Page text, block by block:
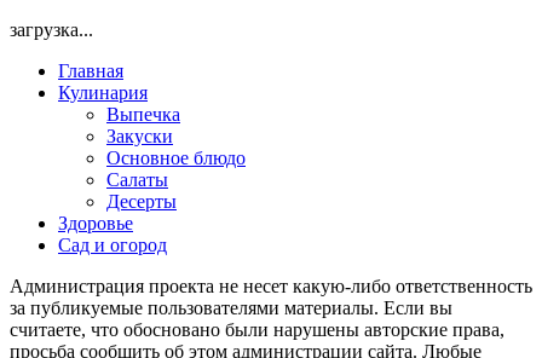
загрузка...
Главная
Кулинария
Выпечка
Закуски
Основное блюдо
Салаты
Десерты
Здоровье
Сад и огород
Администрация проекта не несет какую-либо ответственность
за публикуемые пользователями материалы. Если вы
считаете, что обосновано были нарушены авторские права,
просьба сообщить об этом администрации сайта. Любые